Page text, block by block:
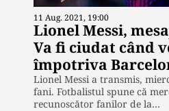
11 Aug. 2021, 19:00
Lionel Messi,
Va fi ciudat când
împotriva
Lionel Messi a transmis,
fani. Fotbalistul spune că
recunoscător fanilor de la…